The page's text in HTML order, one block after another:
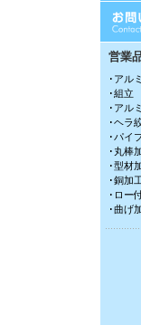
営業
･アル
･組立
･アル
･ヘラ
･パイ
･丸棒
･型材
･銅加
･ロー
･曲げ